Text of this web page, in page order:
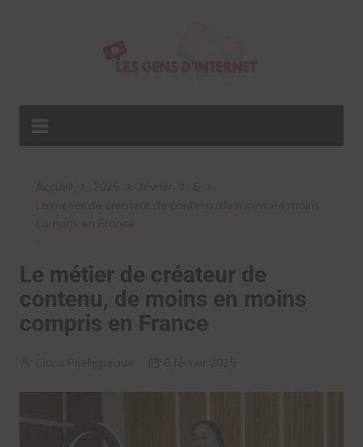
Le métier de créateur de
contenu, de moins en moins
compris en France